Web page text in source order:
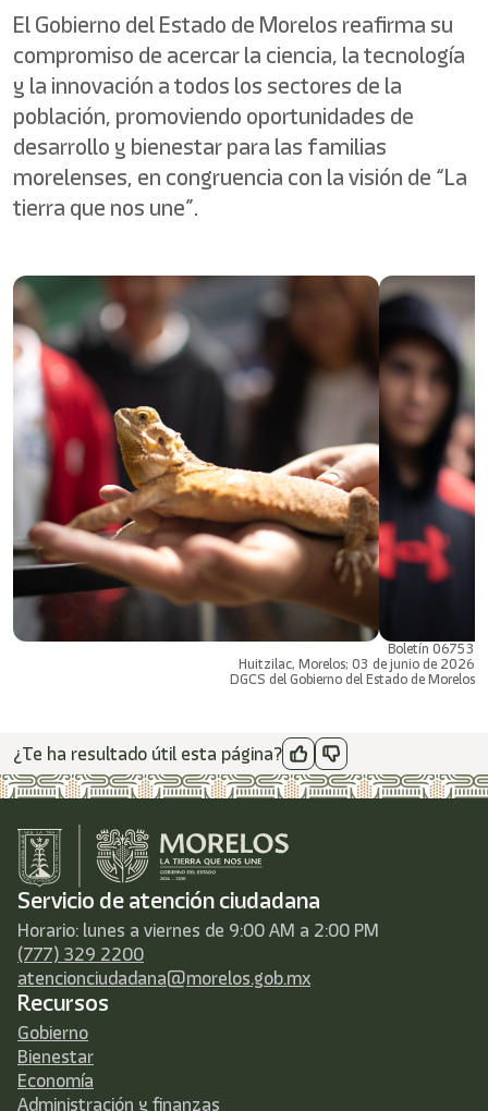
El Gobierno del Estado de Morelos reafirma su
compromiso de acercar la ciencia, la tecnología
y la innovación a todos los sectores de la
población, promoviendo oportunidades de
desarrollo y bienestar para las familias
morelenses, en congruencia con la visión de “La
tierra que nos une”.
Boletín 06753
Huitzilac, Morelos; 03 de junio de 2026
DGCS del Gobierno del Estado de Morelos
¿Te ha resultado útil esta página?
Servicio de atención ciudadana
Horario: lunes a viernes de 9:00 AM a 2:00 PM
(777) 329 2200
atencionciudadana@morelos.gob.mx
Recursos
Gobierno
Bienestar
Economía
Administración y finanzas